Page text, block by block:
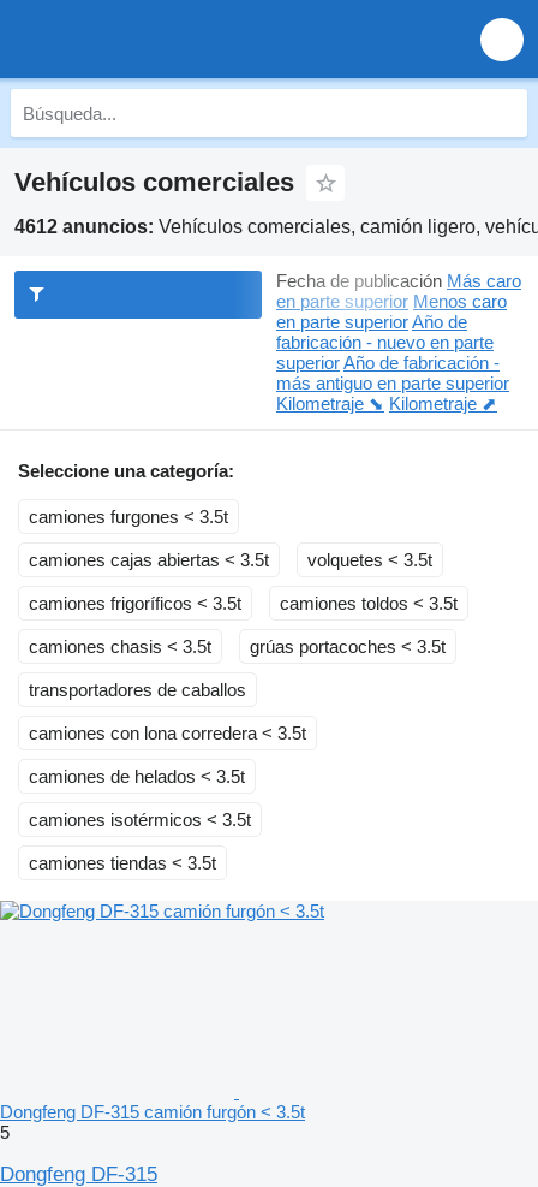
Vehículos comerciales
4612 anuncios: Vehículos comerciales, camión ligero,
Fecha de publicación Más caro
en parte superior Menos caro
en parte superiorAño de
fabricación - nuevo en parte
superiorAño de fabricación -
más antiguo en parte superior
Kilometraje ⬊ Kilometraje ⬈
Seleccione una categoría:
camiones furgones < 3.5t
camiones cajas abiertas < 3.5t volquetes < 3.5t
camiones frigoríficos < 3.5t camiones toldos < 3.5t
camiones chasis < 3.5t grúas portacoches < 3.5t
transportadores de caballos
camiones con lona corredera < 3.5t
camiones de helados < 3.5t
camiones isotérmicos < 3.5t
camiones tiendas < 3.5t
Dongfeng DF-315 camión furgón < 3.5t
5
Dongfeng DF-315